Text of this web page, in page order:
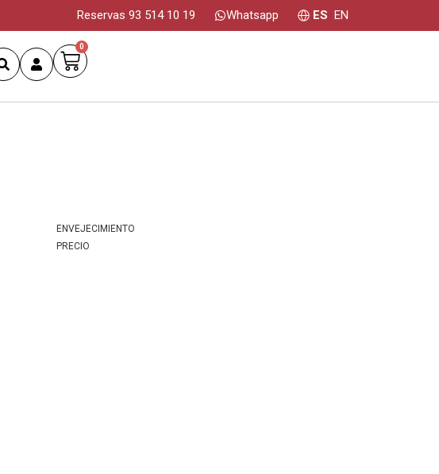
Reservas 93 514 10 19 Whatsapp ES EN
0
ENVEJECIMIENTO
PRECIO